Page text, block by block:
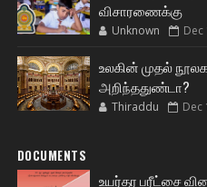
விசாரணைக்கு
Unknown Dec
உலகின் முதல்
அறிந்ததுண்டா?
Thiraddu Dec
DOCUMENTS
உயர்தர பரீட்சை